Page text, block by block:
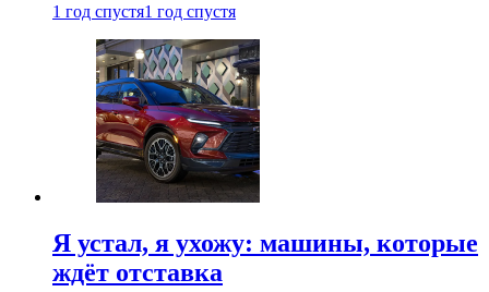
1 год спустя1 год спустя
Я устал, я ухожу: машины, которые
ждёт отставка